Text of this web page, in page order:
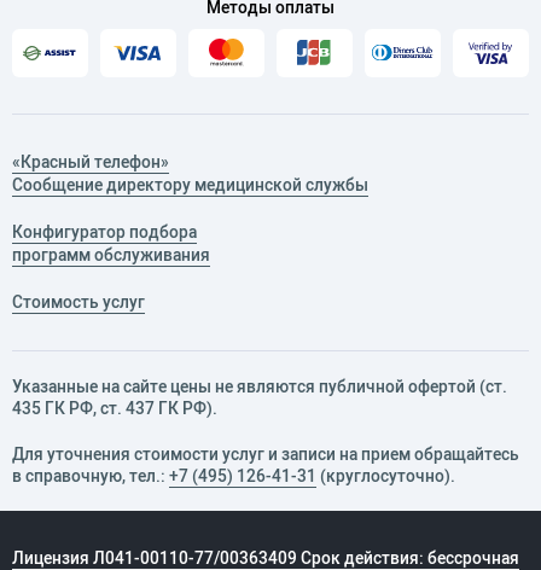
Методы оплаты
«Красный телефон»
Сообщение директору медицинской службы
Конфигуратор подбора
программ обслуживания
Стоимость услуг
Указанные на сайте цены не являются публичной офертой (ст.
435 ГК РФ, cт. 437 ГК РФ).
Для уточнения стоимости услуг и записи на прием обращайтесь
в справочную, тел.: +7 (495) 126-41-31 (круглосуточно).
Лицензия Л041-00110-77/00363409 Срок действия: бессрочная